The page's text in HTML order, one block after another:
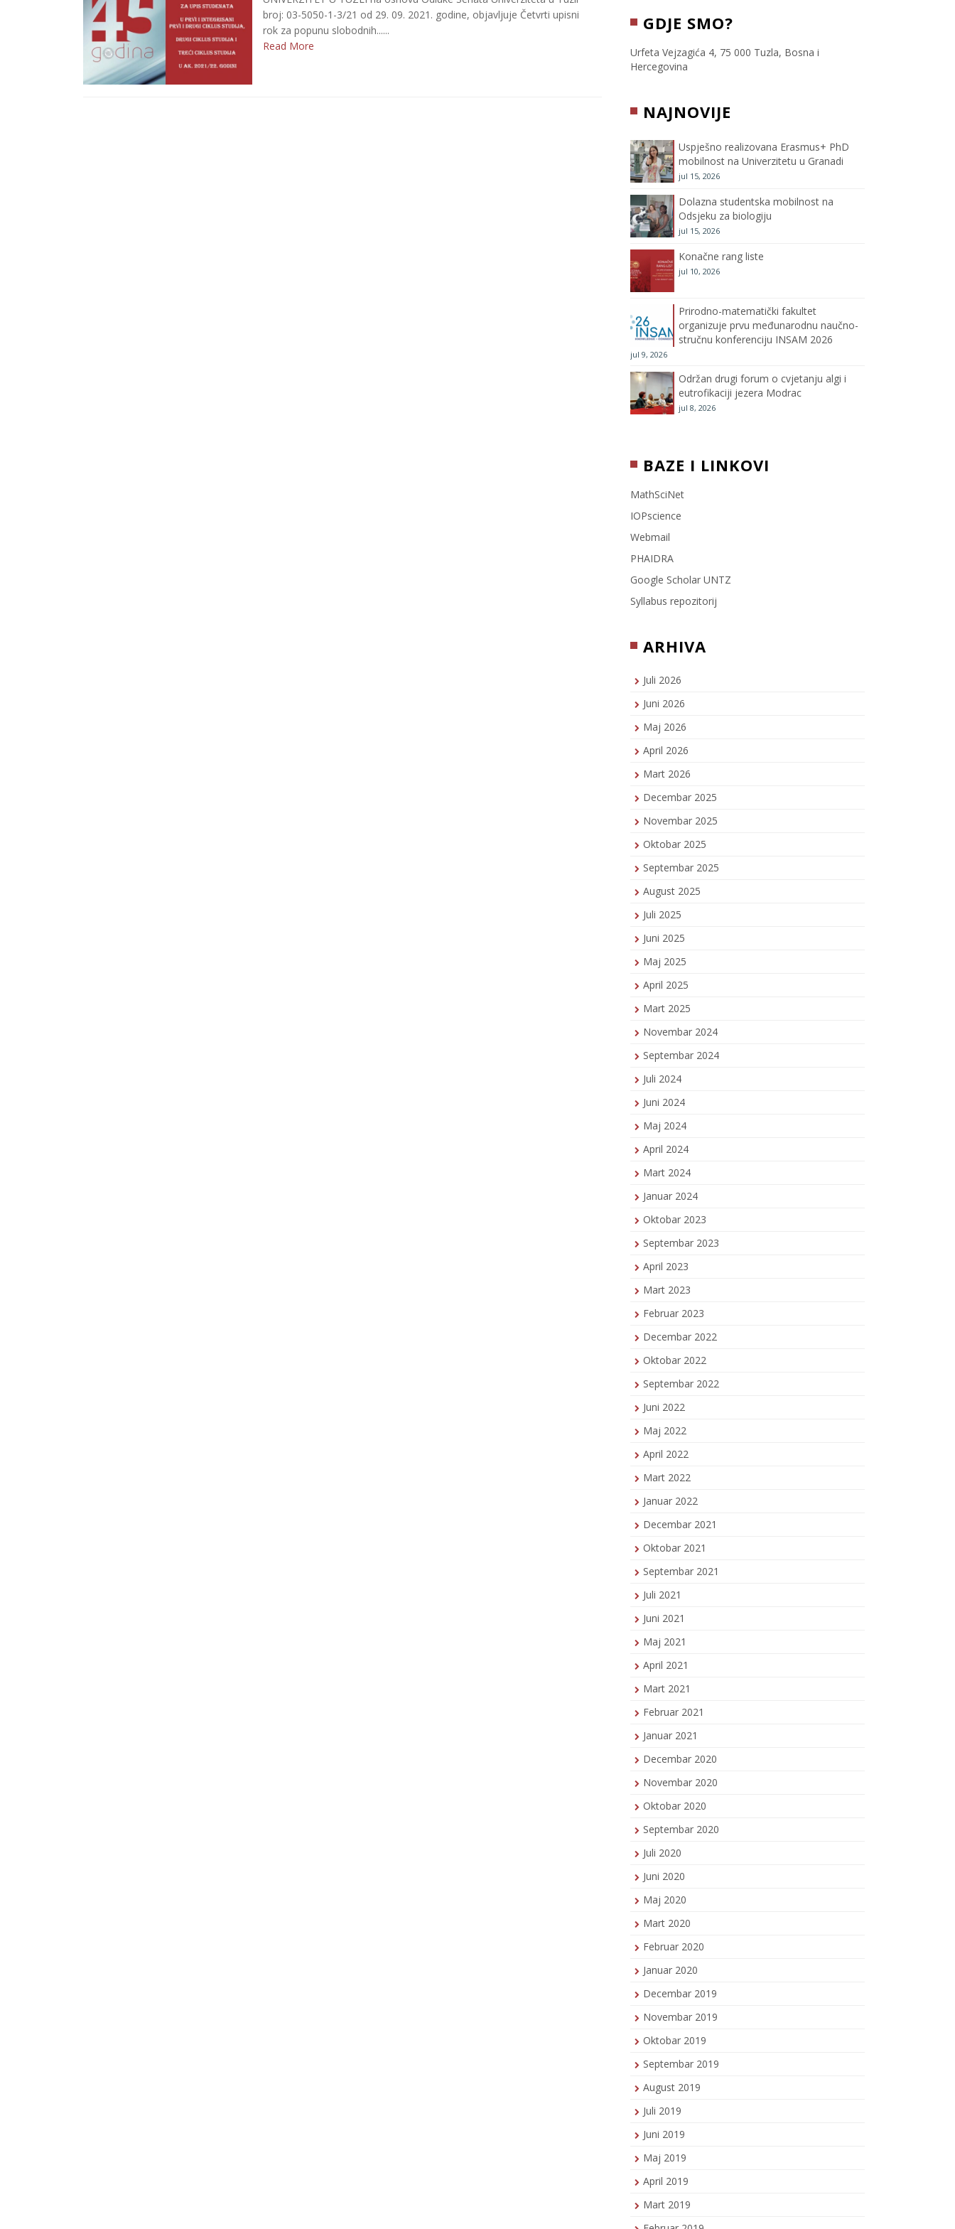
broj: 03-5050-1-3/21 od 29. 09. 2021. godine, objavljuje Četvrti upisni
rok za popunu slobodnih......
Read More
c
e
o
o
k
i
t
e
t
a
m
T
C
h
e
l
GDJE SMO?
Urfeta Vejzagića 4, 75 000 Tuzla, Bosna i
Hercegovina
NAJNOVIJE
Uspješno realizovana Erasmus+ PhD
mobilnost na Univerzitetu u Granadi
jul 15, 2026
Dolazna studentska mobilnost na
Odsjeku za biologiju
jul 15, 2026
Konačne rang liste
jul 10, 2026
Prirodno-matematički fakultet
organizuje prvu međunarodnu naučno-
stručnu konferenciju INSAM 2026
jul 9, 2026
Održan drugi forum o cvjetanju algi i
eutrofikaciji jezera Modrac
jul 8, 2026
BAZE I LINKOVI
MathSciNet
IOPscience
Webmail
PHAIDRA
Google Scholar UNTZ
Syllabus repozitorij
ARHIVA
Juli 2026
Juni 2026
Maj 2026
April 2026
Mart 2026
Decembar 2025
Novembar 2025
Oktobar 2025
Septembar 2025
August 2025
Juli 2025
Juni 2025
Maj 2025
April 2025
Mart 2025
Novembar 2024
Septembar 2024
Juli 2024
Juni 2024
Maj 2024
April 2024
Mart 2024
Januar 2024
Oktobar 2023
Septembar 2023
April 2023
Mart 2023
Februar 2023
Decembar 2022
Oktobar 2022
Septembar 2022
Juni 2022
Maj 2022
April 2022
Mart 2022
Januar 2022
Decembar 2021
Oktobar 2021
Septembar 2021
Juli 2021
Juni 2021
Maj 2021
April 2021
Mart 2021
Februar 2021
Januar 2021
Decembar 2020
Novembar 2020
Oktobar 2020
Septembar 2020
Juli 2020
Juni 2020
Maj 2020
Mart 2020
Februar 2020
Januar 2020
Decembar 2019
Novembar 2019
Oktobar 2019
Septembar 2019
August 2019
Juli 2019
Juni 2019
Maj 2019
April 2019
Mart 2019